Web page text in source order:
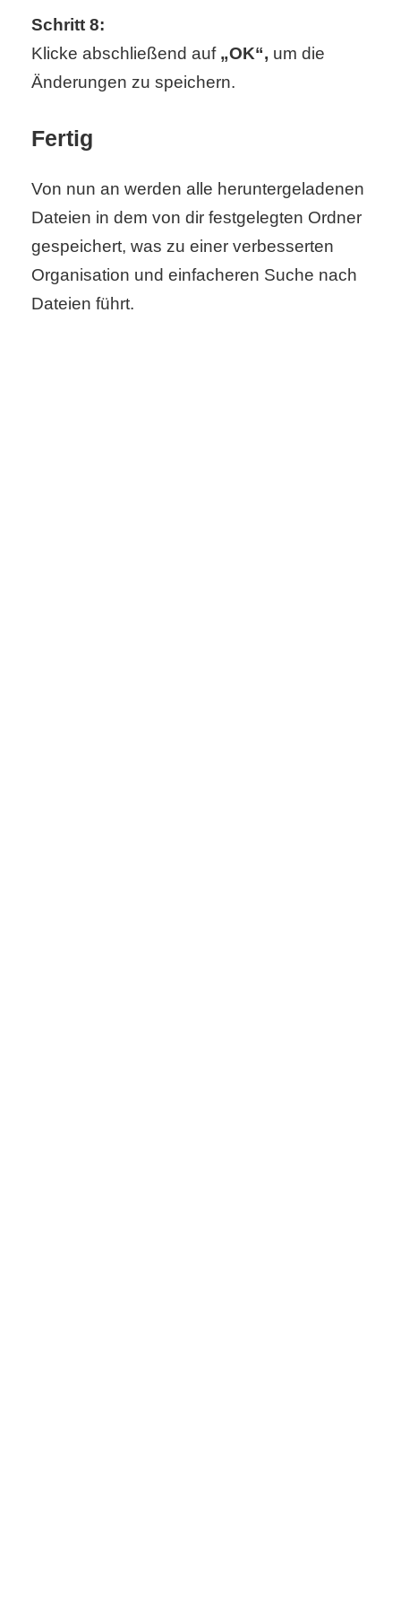
Schritt 8:
Klicke abschließend auf „OK“, um die
Änderungen zu speichern.
Fertig
Von nun an werden alle heruntergeladenen
Dateien in dem von dir festgelegten Ordner
gespeichert, was zu einer verbesserten
Organisation und einfacheren Suche nach
Dateien führt.